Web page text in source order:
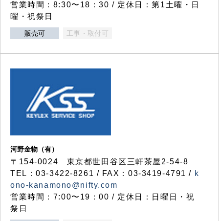
営業時間：8:30〜18：30 / 定休日：第1土曜・日
曜・祝祭日
販売可 工事・取付可
河野金物（有）
〒154-0024 東京都世田谷区三軒茶屋2-54-8
TEL：03-3422-8261 / FAX：03-3419-4791 / k
ono-kanamono@nifty.com
営業時間：7:00〜19：00 / 定休日：日曜日・祝
祭日